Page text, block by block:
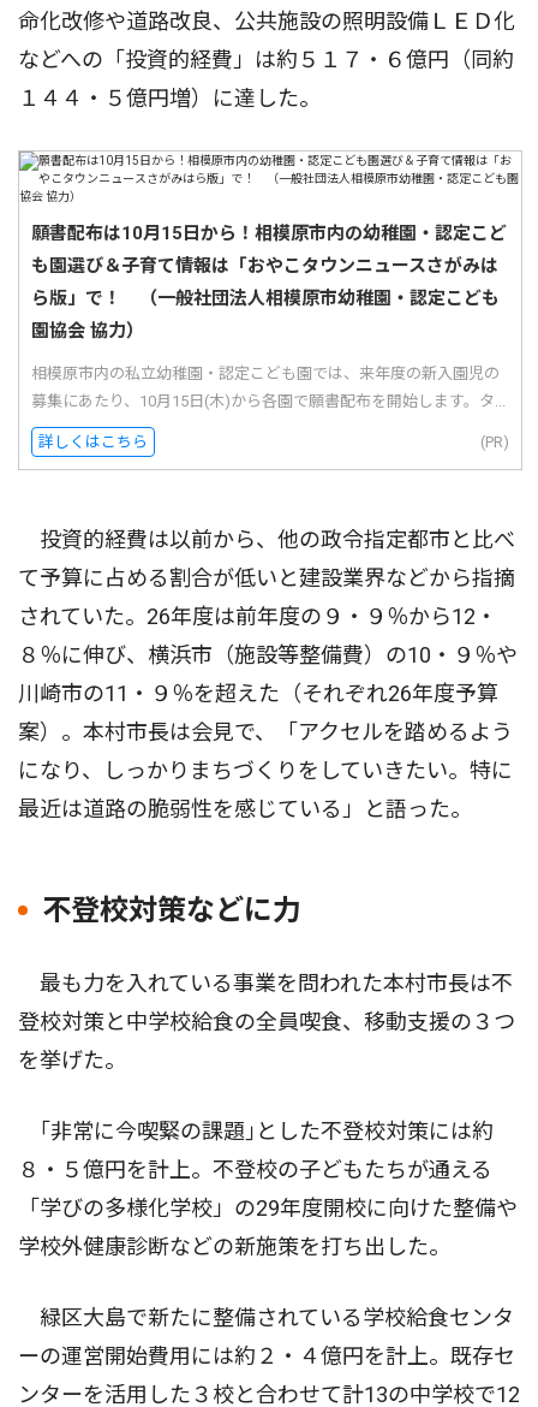
命化改修や道路改良、公共施設の照明設備ＬＥＤ化
などへの「投資的経費」は約５１７・６億円（同約
１４４・５億円増）に達した。
願書配布は10月15日から！相模原市内の幼稚園・認定こど
も園選び＆子育て情報は「おやこタウンニュースさがみは
ら版」で！ （一般社団法人相模原市幼稚園・認定こども
園協会 協力）
相模原市内の私立幼稚園・認定こども園では、来年度の新入園児の
募集にあたり、10月15日(木)から各園で願書配布を開始します。タ...
詳しくはこちら (PR)
投資的経費は以前から、他の政令指定都市と比べ
て予算に占める割合が低いと建設業界などから指摘
されていた。26年度は前年度の９・９％から12・
８％に伸び、横浜市（施設等整備費）の10・９％や
川崎市の11・９％を超えた（それぞれ26年度予算
案）。本村市長は会見で、「アクセルを踏めるよう
になり、しっかりまちづくりをしていきたい。特に
最近は道路の脆弱性を感じている」と語った。
不登校対策などに力
最も力を入れている事業を問われた本村市長は不
登校対策と中学校給食の全員喫食、移動支援の３つ
を挙げた。
｢非常に今喫緊の課題｣とした不登校対策には約
８・５億円を計上。不登校の子どもたちが通える
「学びの多様化学校」の29年度開校に向けた整備や
学校外健康診断などの新施策を打ち出した。
緑区大島で新たに整備されている学校給食センタ
ーの運営開始費用には約２・４億円を計上。既存セ
ンターを活用した３校と合わせて計13の中学校で12